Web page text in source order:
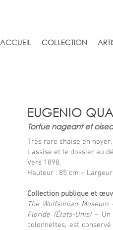
ACCUEIL COLLECTION
EUGENIO
Tortue nageant et
Très rare chaise en
L’assise et le dossier au
Vers 1898.
Hauteur : 85 cm –
Collection publique et
The Wolfsonian
Floride (États-Unis) – Un
colonnettes, est